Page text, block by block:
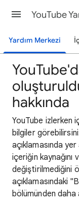
YouTube
Yardım Merkezi
hakkında
YouTube izlerken
bilgiler
açıklamasında
içeriğin kaynağını
değiştirilmediğini
açıklamasındaki
bölümünden daha